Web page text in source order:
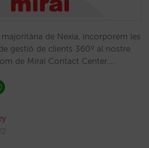
de Nexia, incorporem les
gestió de clients 360º al nostre
de Mirai Contact Center.…